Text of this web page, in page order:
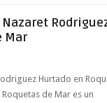
Mar
Hurtado en
de Mar es un